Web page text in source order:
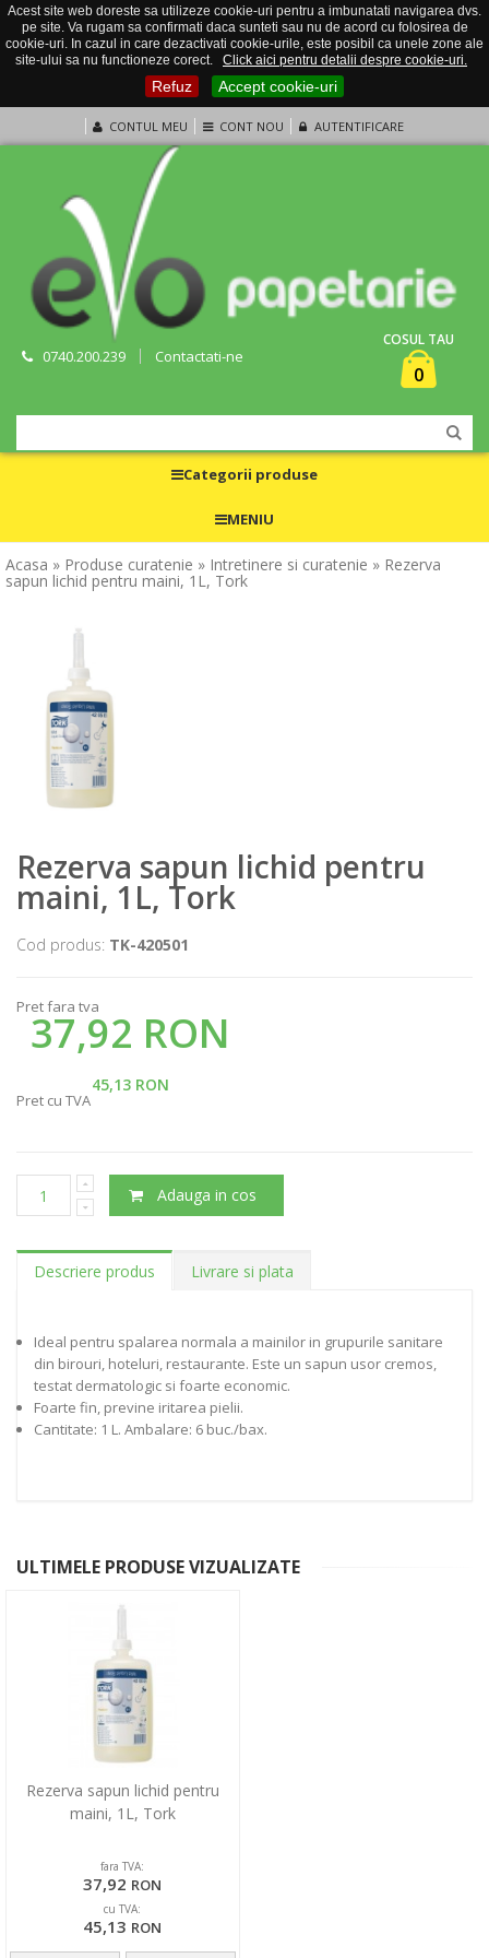
Acest site web doreste sa utilizeze cookie-uri pentru a imbunatati navigarea dvs.
pe site. Va rugam sa confirmati daca sunteti sau nu de acord cu folosirea de
cookie-uri. In cazul in care dezactivati cookie-urile, este posibil ca unele zone ale
site-ului sa nu functioneze corect.
Click aici pentru detalii despre cookie-uri.
Refuz Accept cookie-uri
CONTUL MEU CONT NOU AUTENTIFICARE
0740.200.239 Contactati-ne
COSUL TAU
0
Categorii produse
MENIU
Acasa » Produse curatenie » Intretinere si curatenie » Rezerva
sapun lichid pentru maini, 1L, Tork
Rezerva sapun lichid pentru
maini, 1L, Tork
Cod produs: TK-420501
Pret fara tva
37,92 RON
45,13 RON
Pret cu TVA
Adauga in cos
Descriere produs Livrare si plata
Ideal pentru spalarea normala a mainilor in grupurile sanitare
din birouri, hoteluri, restaurante. Este un sapun usor cremos,
testat dermatologic si foarte economic.
Foarte fin, previne iritarea pielii.
Cantitate: 1 L. Ambalare: 6 buc./bax.
ULTIMELE PRODUSE VIZUALIZATE
Rezerva sapun lichid pentru
maini, 1L, Tork
fara TVA:
37,92 RON
cu TVA:
45,13 RON